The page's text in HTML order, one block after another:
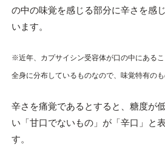
の中の味覚を感じる部分に辛さを感
います。
※近年、カプサイシン受容体が口の中にある
全身に分布しているものなので、味覚特有のも
辛さを痛覚であるとすると、糖度が
い「甘口でないもの」が「辛口」と
す。